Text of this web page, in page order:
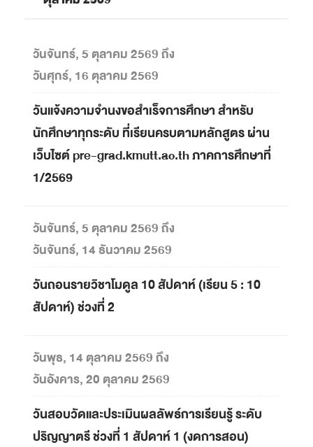
วันจันทร์, 5 ตุลาคม 2569 ถึง
วันศุกร์, 16 ตุลาคม 2569
วันแจ้งความจำนงขอสำเร็จการศึกษา สำหรับ
นักศึกษาทุกระดับ ที่เรียนครบตามหลักสูตร ผ่าน
เว็บไซต์ pre-grad.kmutt.ac.th ภาคการศึกษาที่
1/2569
วันจันทร์, 5 ตุลาคม 2569 ถึง
วันจันทร์, 14 ธันวาคม 2569
วันถอนรายวิชาโมดูล 10 สัปดาห์ (เรียน 5 : 10
สัปดาห์) ช่วงที่ 2
วันพุธ, 14 ตุลาคม 2569 ถึง
วันอังคาร, 20 ตุลาคม 2569
วันสอบวัดและประเมินผลลัพธ์การเรียนรู้ ระดับ
ปริญญาตรี ช่วงที่ 1 สัปดาห์ 1 (งดการสอน)